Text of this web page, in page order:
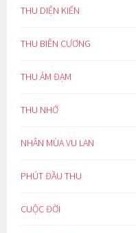
THU DIỆN KIẾN
THU BIÊN CƯƠNG
THU ẢM ĐẠM
THU NHỚ
NHÂN MÙA VU LAN
PHÚT ĐẦU THU
CUỘC ĐỜI